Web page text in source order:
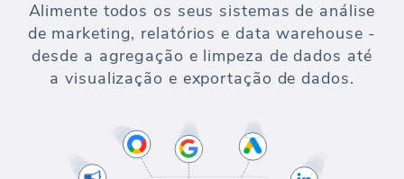
Conecte-se a qualquer plataforma de
publicidade paga suportada e contas do
Google Analytics. Relate métricas-chave em
todos os seus canais de marketing.